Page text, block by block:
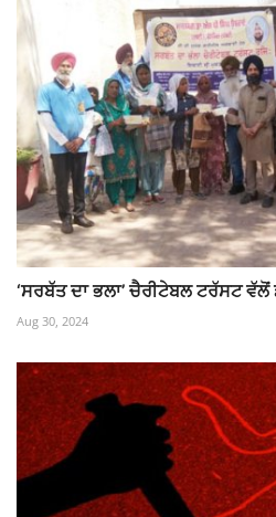
‘ਸਰਬੱਤ ਦਾ ਭਲਾ’ ਚੈਰੀਟੇਬਲ ਟਰੱਸਟ
Aug 30, 2024